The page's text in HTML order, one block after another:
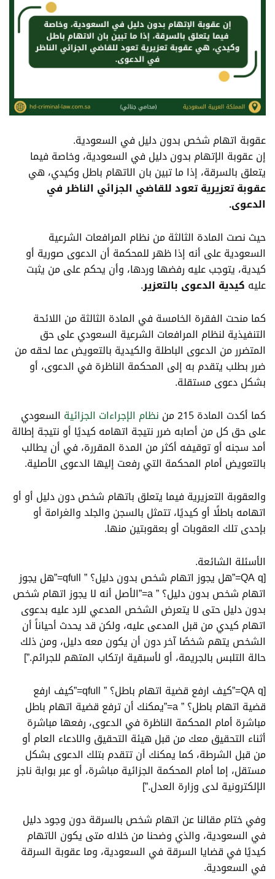
عقوبة اتهام شخص بدون دليل في السعودية.
إن عقوبة الإتهام بدون دليل في السعودية، وخاصة فيما
يتعلق بالسرقة، إذا ما تبين بان الاتهام باطل وكيدي، هي
عقوبة تعزيرية تعود للقاضي الجزائي الناظر في
الدعوى.
حيث نصت المادة الثالثة من نظام المرافعات الشرعية
السعودية على أنه إذا ظهر للمحكمة أن الدعوى صورية أو
كيدية، يتوجب عليه رفضها وردها، وأن يحكم على من يثبت
عليه كيدية الدعوى بالتعزير.
كما منحت الفقرة الخامسة في المادة الثالثة من اللائحة
التنفيذية لنظام المرافعات الشرعية السعودي على حق
المتضرر من الدعوى الباطلة والكيدية بالتعويض عما لحقه من
ضرر بطلب يتقدم به إلى المحكمة الناظرة في الدعوى، أو
بشكل دعوى مستقلة.
كما أكدت المادة 215 من
نظام الإجراءات الجزائية السعودي
على حق كل من أصابه ضرر نتيجة اتهامه كيديًا أو نتيجة إطالة
أمد سجنه أو توقيفه أكثر من المدة المقررة، في أن يطالب
بالتعويض أمام المحكمة التي رفعت إليها الدعوى الأصلية.
والعقوبة التعزيرية فيما يتعلق باتهام شخص دون دليل أو أو
اتهامه باطلًا أو كيديًا، تتمثل بالسجن والجلد والغرامة أو
بإحدى تلك العقوبات أو بعقوبتين منها.
الأسئلة الشائعة.
[QA q=”هل يجوز اتهام شخص بدون دليل؟ ” qfull=”هل يجوز
اتهام شخص بدون دليل؟ ” a=”الأصل أنه لا يجوز اتهام شخص
بدون دليل حتى لا يتعرض الشخص المدعي للرد عليه بدعوى
اتهام كيدي من قبل المدعى عليه، ولكن قد يحدث أحياناً أن
الشخص يتهم شخصًا آخر دون أن يكون معه دليل، ومن ذلك
حالة التلبس بالجريمة، أو لأسبقية ارتكاب المتهم للجرائم.”]
[QA q=”كيف ارفع قضية اتهام باطل؟ ” qfull=”كيف ارفع
قضية اتهام باطل؟ ” a=”يمكنك أن ترفع قضية اتهام باطل
مباشرة أمام المحكمة الناظرة في الدعوى، رفعها مباشرة
أثناء التحقيق معك من قبل هيئة التحقيق والادعاء العام أو
من قبل الشرطة، كما يمكنك أن تتقدم بتلك الدعوى بشكل
مستقل، إما أمام المحكمة الجزائية مباشرة، أو عبر بوابة ناجز
الإلكترونية لدى وزارة العدل.”]
وفي ختام مقالنا عن اتهام شخص بالسرقة دون وجود دليل
في السعودية، والذي وضحنا من خلاله متى يكون الاتهام
كيديًا في قضايا السرقة في السعودية، وما عقوبة السرقة
في السعودية.